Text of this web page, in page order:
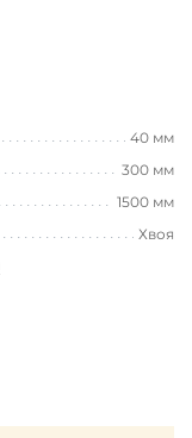
40 мм
300 мм
1500 мм
Хвоя